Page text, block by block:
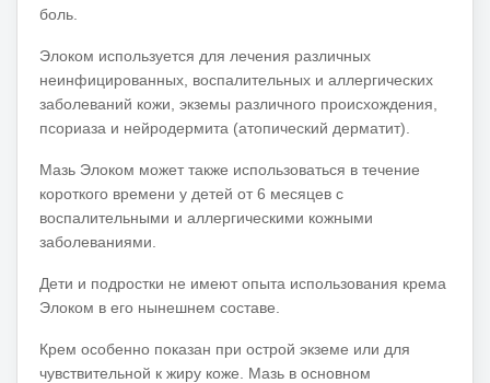
боль.
Элоком используется для лечения различных
неинфицированных, воспалительных и аллергических
заболеваний кожи, экземы различного происхождения,
псориаза и нейродермита (атопический дерматит).
Мазь Элоком может также использоваться в течение
короткого времени у детей от 6 месяцев с
воспалительными и аллергическими кожными
заболеваниями.
Дети и подростки не имеют опыта использования крема
Элоком в его нынешнем составе.
Крем особенно показан при острой экземе или для
чувствительной к жиру коже. Мазь в основном